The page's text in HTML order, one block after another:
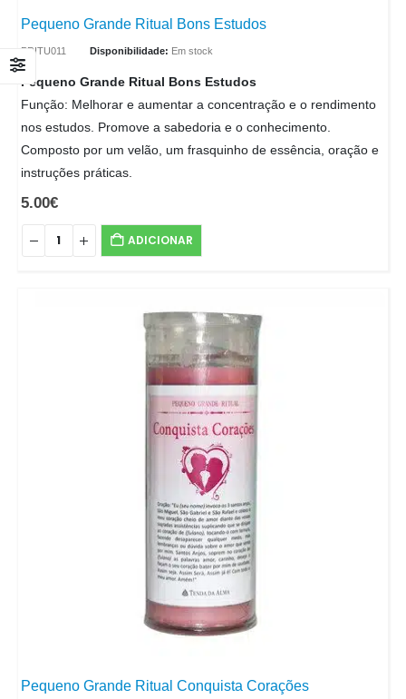
Pequeno Grande Ritual Bons Estudos
PRITU011 Disponibilidade: Em stock
Pequeno Grande Ritual Bons Estudos
Função: Melhorar e aumentar a concentração e o rendimento
nos estudos. Promove a sabedoria e o conhecimento.
Composto por um velão, um frasquinho de essência, oração e
instruções práticas.
5.00€
ADICIONAR
Pequeno Grande Ritual Conquista Corações